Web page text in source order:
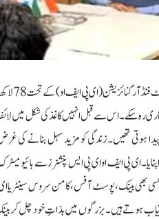
نئی
رہ سکے۔ اس سے قبل انہیں کاغذ کی شکل میں
ای پی ایف او ای پی ایس پنشنرز سے بائیو
بھی بینک، پوسٹ آفس، کامن سروس سینٹر یا
ہوتے ہیں۔بزرگوں میں بذاتِ خود چل کر